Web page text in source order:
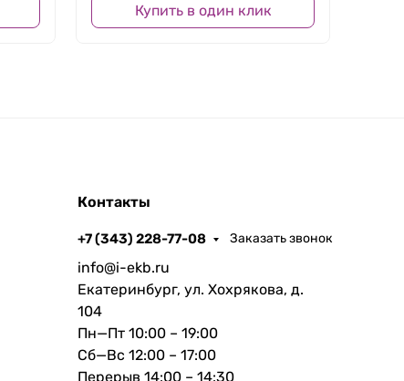
Купить в один клик
Контакты
+7 (343) 228-77-08 Заказать звонок
info@i-ekb.ru
Екатеринбург, ул. Хохрякова, д.
104
Пн—Пт 10:00 – 19:00
Сб—Вс 12:00 – 17:00
Перерыв 14:00 – 14:30